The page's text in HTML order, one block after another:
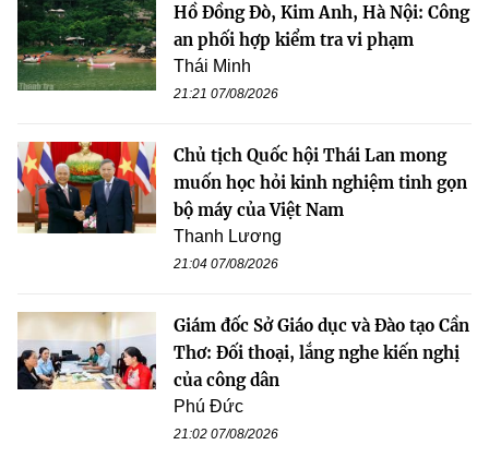
Hồ Đồng Đò, Kim Anh, Hà Nội: Công
an phối hợp kiểm tra vi phạm
Thái Minh
21:21 07/08/2026
Chủ tịch Quốc hội Thái Lan mong
muốn học hỏi kinh nghiệm tinh gọn
bộ máy của Việt Nam
Thanh Lương
21:04 07/08/2026
Giám đốc Sở Giáo dục và Đào tạo Cần
Thơ: Đối thoại, lắng nghe kiến nghị
của công dân
Phú Đức
21:02 07/08/2026